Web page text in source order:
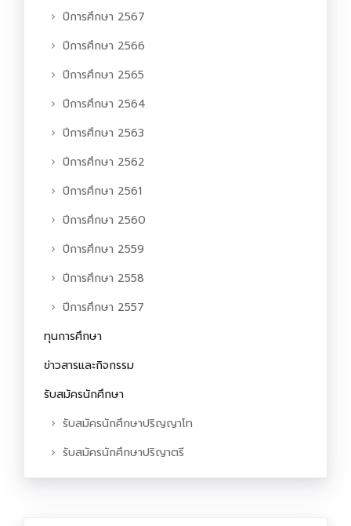
ปีการศึกษา 2567
ปีการศึกษา 2566
ปีการศึกษา 2565
ปีการศึกษา 2564
ปีการศึกษา 2563
ปีการศึกษา 2562
ปีการศึกษา 2561
ปีการศึกษา 2560
ปีการศึกษา 2559
ปีการศึกษา 2558
ปีการศึกษา 2557
ทุนการศึกษา
ข่าวสารและกิจกรรม
รับสมัครนักศึกษา
รับสมัครนักศึกษาปริญญาโท
รับสมัครนักศึกษาปริญาตรี